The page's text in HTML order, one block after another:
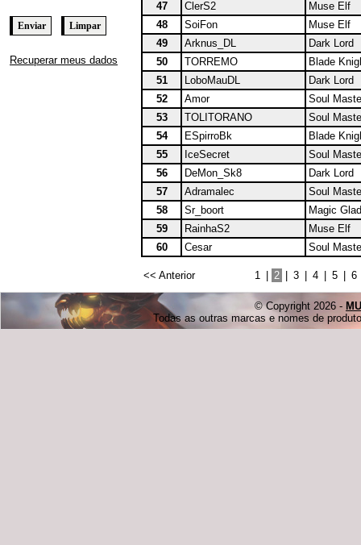
47
ClerS2
Muse Elf
48
SoiFon
Muse Elf
49
Arknus_DL
Dark Lord
50
TORREMO
Blade
51
LoboMauDL
Dark Lord
52
Amor
Soul
53
TOLITORANO
Soul
54
ESpirroBk
Blade
55
IceSecret
Soul
56
DeMon_Sk8
Dark Lord
57
Adramalec
Soul
58
Sr_boort
Magic
59
RainhaS2
Muse Elf
60
Cesar Soul
<< Anterior 1 2 3 4 5 6
Recuperar meus dados
© Copyright 2026 -
Todas as outras marcas e nomes de